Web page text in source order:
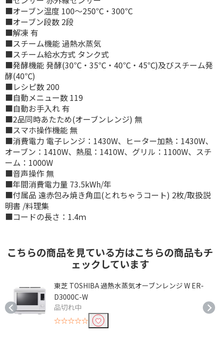
■オーブン温度 100〜250℃・300℃
■オーブン段数 2段
■解凍 有
■スチーム機能 過熱水蒸気
■スチーム給水方式 タンク式
■発酵機能 発酵(30℃・35℃・40℃・45℃)及びスチーム発
酵(40℃)
■レシピ数 200
■自動メニュー数 119
■自動お手入れ 有
■2品同時あたため(オーブンレンジ) 無
■スマホ操作機能 無
■消費電力 電子レンジ：1430W、ヒーター加熱：1430W、
オーブン：1410W、熱風：1410W、グリル：1100W、スチ
ーム：1000W
■音声操作 無
■年間消費電力量 73.5kWh/年
■付属品 遠赤包み焼き角皿(とれちゃうコート) 2枚/取扱説
明書 /料理集
■コードの長さ：1.4ｍ
こちらの商品を見ている方はこちらの商品もチ
ェックしています
東芝 TOSHIBA 過熱水蒸気オーブンレンジ W ER-
D3000C-W
品切れ中
☆☆☆☆☆